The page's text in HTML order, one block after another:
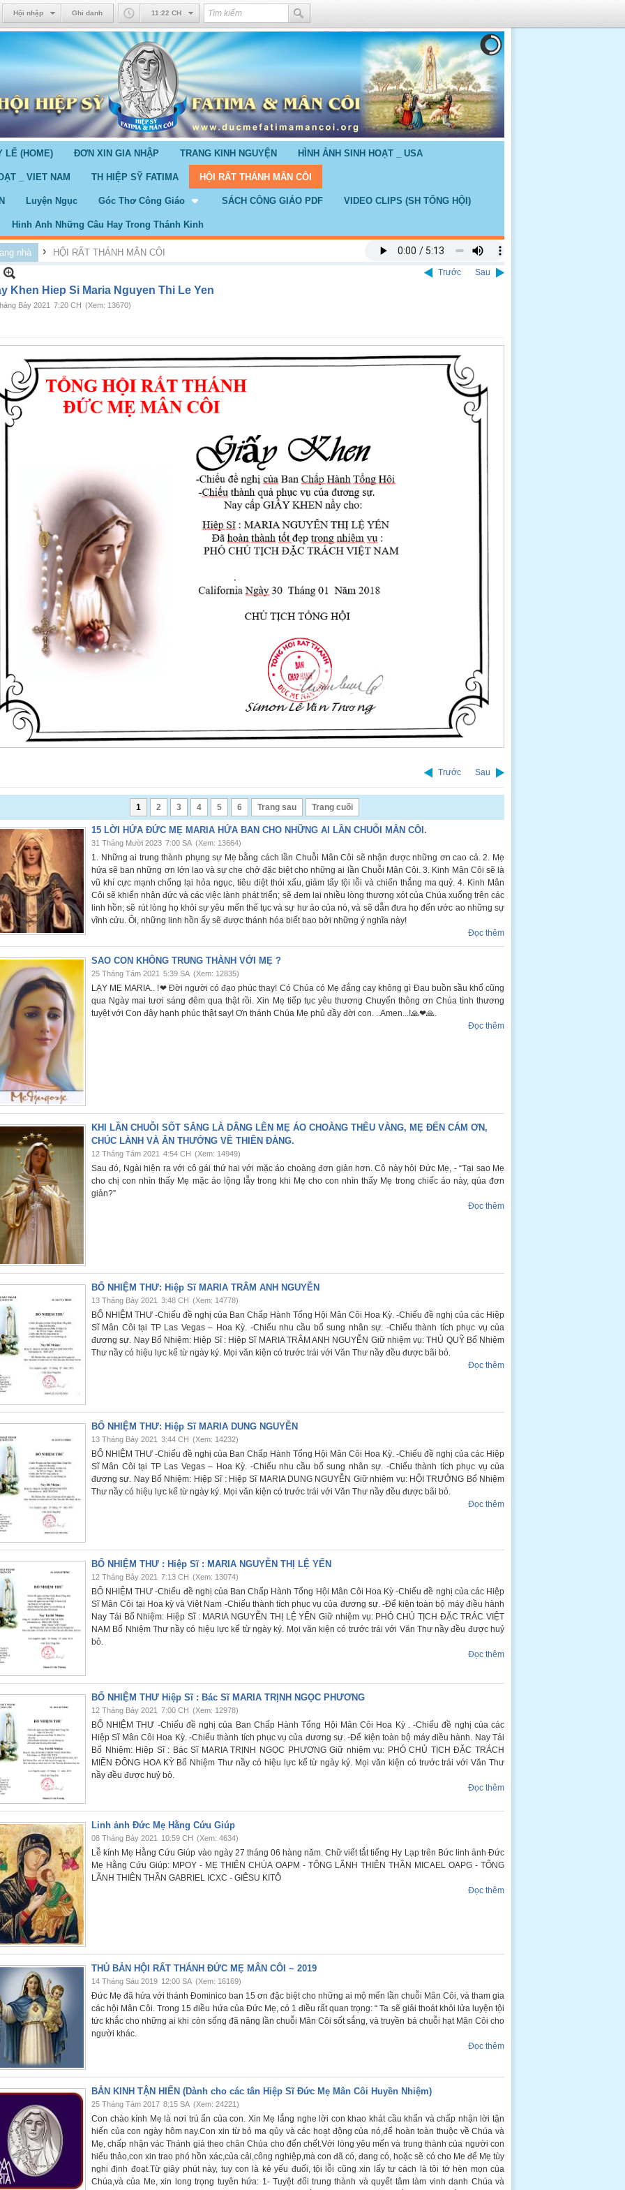
Hội nhập Ghi danh 11:22 CH
LỂ (HOME) ĐƠN XIN GIA NHẬP TRANG KINH NGUYỆN HÌNH ẢNH SINH HOẠT _ USA
_ VIET NAM TH HIỆP SỸ FATIMA HỘI RẤT THÁNH MÂN CÔI
Luyện Ngục Góc Thơ Công Giáo SÁCH CÔNG GIÁO PDF VIDEO CLIPS (SH TỔNG HỘI)
Hinh Anh Những Câu Hay Trong Thánh Kinh
nhà › HỘI RẤT THÁNH MÂN CÔI
Trước Sau
Khen Hiep Si Maria Nguyen Thi Le Yen
Bảy 2021 7:20 CH (Xem: 13670)
Trước Sau
1 2 3 4 5 6 Trang sau Trang cuối
15 LỜI HỨA ĐỨC MẸ MARIA HỨA BAN CHO NHỮNG AI LẦN CHUỖI MÂN CÔI.
31 Tháng Mười 2023 7:00 SA (Xem: 13664)
1. Những ai trung thành phụng sự Mẹ bằng cách lần Chuỗi Mân Côi sẽ nhận được những ơn cao cả. 2. Mẹ
hứa sẽ ban những ơn lớn lao và sự che chở đặc biệt cho những ai lần Chuỗi Mân Côi. 3. Kinh Mân Côi sẽ là
vũ khí cực mạnh chống lại hỏa ngục, tiêu diệt thói xấu, giảm tẩy tội lỗi và chiến thắng ma quỷ. 4. Kinh Mân
Côi sẽ khiến nhân đức và các việc lành phát triển; sẽ đem lại nhiều lòng thương xót của Chúa xuống trên các
linh hồn; sẽ rút lòng họ khỏi sự yêu mến thế tục và sự hư ảo của nó, và sẽ dẫn đưa họ đến ước ao những sự
vĩnh cửu. Ôi, những linh hồn ấy sẽ được thánh hóa biết bao bởi những ý nghĩa này!
Đọc thêm
SAO CON KHÔNG TRUNG THÀNH VỚI MẸ ?
25 Tháng Tám 2021 5:39 SA (Xem: 12835)
LẠY MẸ MARIA.. !❤ Đời người có đạo phúc thay! Có Chúa có Mẹ đắng cay không gì Đau buồn sầu khổ cũng
qua Ngày mai tươi sáng đêm qua thật rồi. Xin Mẹ tiếp tục yêu thương Chuyển thông ơn Chúa tình thương
tuyệt với Con đây hạnh phúc thật say! Ơn thánh Chúa Mẹ phủ đầy đời con. ..Amen...!🙏❤🙏.
Đọc thêm
KHI LẦN CHUỖI SỐT SẮNG LÀ DÂNG LÊN MẸ ÁO CHOÀNG THÊU VÀNG, MẸ ĐẾN CÁM ƠN,
CHÚC LÀNH VÀ ÂN THƯỞNG VỀ THIÊN ĐÀNG.
12 Tháng Tám 2021 4:54 CH (Xem: 14949)
Sau đó, Ngài hiện ra với cô gái thứ hai với mặc áo choàng đơn giản hơn. Cô này hỏi Đức Mẹ, - “Tại sao Mẹ
cho chị con nhìn thấy Mẹ mặc áo lộng lẫy trong khi Mẹ cho con nhìn thấy Mẹ trong chiếc áo này, qúa đơn
giản?”
Đọc thêm
BỔ NHIỆM THƯ: Hiệp Sĩ MARIA TRÂM ANH NGUYỄN
13 Tháng Bảy 2021 3:48 CH (Xem: 14778)
BỔ NHIỆM THƯ -Chiếu đề nghị của Ban Chấp Hành Tổng Hội Mân Côi Hoa Kỳ. -Chiếu đề nghị của các Hiệp
Sĩ Mân Côi tại TP Las Vegas – Hoa Kỳ. -Chiếu nhu cầu bổ sung nhân sự. -Chiếu thành tích phục vụ của
đương sự. Nay Bổ Nhiệm: Hiệp Sĩ : Hiệp Sĩ MARIA TRÂM ANH NGUYỄN Giữ nhiệm vụ: THỦ QUỸ Bổ Nhiệm
Thư nầy có hiệu lực kể từ ngày ký. Mọi văn kiện có trước trái với Văn Thư nầy đều được bãi bỏ.
Đọc thêm
BỔ NHIỆM THƯ: Hiệp Sĩ MARIA DUNG NGUYỄN
13 Tháng Bảy 2021 3:44 CH (Xem: 14232)
BỔ NHIỆM THƯ -Chiếu đề nghị của Ban Chấp Hành Tổng Hội Mân Côi Hoa Kỳ. -Chiếu đề nghị của các Hiệp
Sĩ Mân Côi tại TP Las Vegas – Hoa Kỳ. -Chiếu nhu cầu bổ sung nhân sự. -Chiếu thành tích phục vụ của
đương sự. Nay Bổ Nhiệm: Hiệp Sĩ : Hiệp Sĩ MARIA DUNG NGUYỄN Giữ nhiệm vụ: HỘI TRƯỞNG Bổ Nhiệm
Thư nầy có hiệu lực kể từ ngày ký. Mọi văn kiện có trước trái với Văn Thư nầy đều được bãi bỏ.
Đọc thêm
BỔ NHIỆM THƯ : Hiệp Sĩ : MARIA NGUYỄN THỊ LỆ YẾN
12 Tháng Bảy 2021 7:13 CH (Xem: 13074)
BỔ NHIỆM THƯ -Chiếu đề nghị của Ban Chấp Hành Tổng Hội Mân Côi Hoa Kỳ -Chiếu đề nghị của các Hiệp
Sĩ Mân Côi tại Hoa kỳ và Việt Nam -Chiếu thành tích phục vụ của đương sự. -Để kiện toàn bộ máy điều hành
Nay Tái Bổ Nhiệm: Hiệp Sĩ : MARIA NGUYỄN THỊ LỆ YẾN Giữ nhiệm vụ: PHÓ CHỦ TỊCH ĐẶC TRÁC VIỆT
NAM Bổ Nhiệm Thư nầy có hiệu lực kể từ ngày ký. Mọi văn kiện có trước trái với Văn Thư nầy đều được huỷ
bỏ.
Đọc thêm
BỔ NHIỆM THƯ Hiệp Sĩ : Bác Sĩ MARIA TRỊNH NGỌC PHƯƠNG
12 Tháng Bảy 2021 7:00 CH (Xem: 12978)
BỔ NHIỆM THƯ -Chiếu đề nghị của Ban Chấp Hành Tổng Hội Mân Côi Hoa Kỳ . -Chiếu đề nghị của các
Hiệp Sĩ Mân Côi Hoa Kỳ. -Chiếu thành tích phục vụ của đương sự. -Để kiện toàn bộ máy điều hành. Nay Tái
Bổ Nhiệm: Hiệp Sĩ : Bác Sĩ MARIA TRỊNH NGỌC PHƯƠNG Giữ nhiệm vụ: PHÓ CHỦ TỊCH ĐẶC TRÁCH
MIỀN ĐÔNG HOA KỲ Bổ Nhiệm Thư nầy có hiệu lực kể từ ngày ký. Mọi văn kiện có trước trái với Văn Thư
nầy đều được huỷ bỏ.
Đọc thêm
Linh ảnh Đức Mẹ Hằng Cứu Giúp
08 Tháng Bảy 2021 10:59 CH (Xem: 4634)
Lễ kính Mẹ Hằng Cứu Giúp vào ngày 27 tháng 06 hàng năm. Chữ viết tắt tiếng Hy Lạp trên Bức linh ảnh Đức
Mẹ Hằng Cứu Giúp: MPOY - MẸ THIÊN CHÚA OAPM - TỔNG LÃNH THIÊN THẦN MICAEL OAPG - TỔNG
LÃNH THIÊN THẦN GABRIEL ICXC - GIÊSU KITÔ
Đọc thêm
THỦ BẢN HỘI RẤT THÁNH ĐỨC MẸ MÂN CÔI ~ 2019
14 Tháng Sáu 2019 12:00 SA (Xem: 16169)
Đức Mẹ đã hứa với thánh Đominico ban 15 ơn đặc biệt cho những ai mộ mến lần chuỗi Mân Côi, và tham gia
các hội Mân Côi. Trong 15 điều hứa của Đức Mẹ, có 1 điều rất quan trọng: “ Ta sẽ giải thoát khỏi lửa luyện tội
tức khắc cho những ai khi còn sống đã năng lần chuỗi Mân Côi sốt sắng, và truyền bá chuỗi hạt Mân Côi cho
người khác.
Đọc thêm
BẢN KINH TẬN HIẾN (Dành cho các tân Hiệp Sĩ Đức Mẹ Mân Côi Huyền Nhiệm)
25 Tháng Tám 2017 8:15 SA (Xem: 24221)
Con chào kính Mẹ là nơi trú ẩn của con. Xin Mẹ lắng nghe lời con khao khát cầu khẩn và chấp nhận lời tận
hiến của con ngày hôm nay.Con xin từ bỏ ma qủy và các hoạt động của nó,để hoàn toàn thuộc về Chúa và
Mẹ, chấp nhận vác Thánh giá theo chân Chúa cho đến chết.Với lòng yêu mến và trung thành của người con
hiếu thảo,con xin trao phó hồn xác,của cải,công nghiệp,mà con đã có, đang có, hoặc sẽ có cho Me để Mẹ tùy
nghi định đoạt.Từ giây phút này, tuy con là kẻ yếu đuối, tội lỗi cũng xin lấy tư cách là tôi tớ hèn mọn của
Chúa,và của Me, xin long trọng tuyên hứa: 1- Tuyệt đối trung thành và quyết tâm làm vinh danh Chúa và